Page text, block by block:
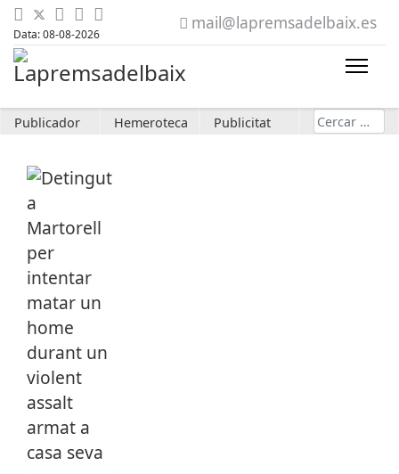
Data: 08-08-2026
mail@lapremsadelbaix.es
Publicador Hemeroteca Publicitat Cerca